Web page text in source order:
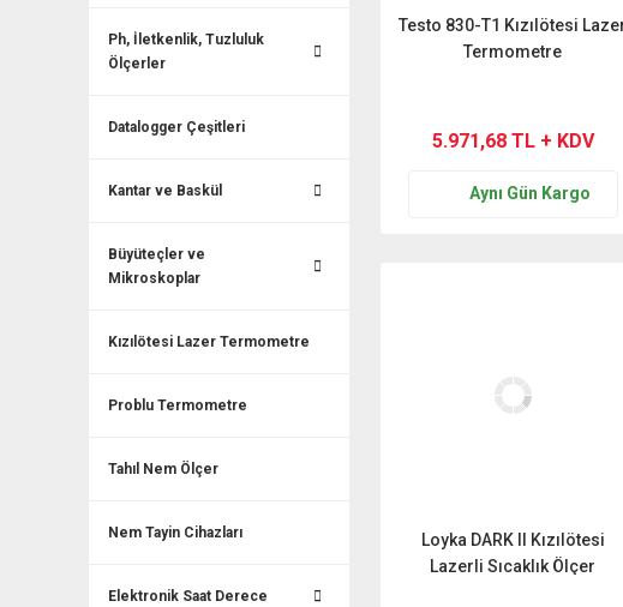
Ph, İletkenlik, Tuzluluk
Ölçerler
Datalogger Çeşitleri
Kantar ve Baskül
Büyüteçler ve
Mikroskoplar
Kızılötesi Lazer Termometre
Problu Termometre
Tahıl Nem Ölçer
Nem Tayin Cihazları
Elektronik Saat Derece
Testo 830-T1 Kızılötesi
Termometre
5.971,68 TL + KDV
Aynı Gün Kargo
Loyka DARK II Kızılötesi
Lazerli Sıcaklık Ölçer